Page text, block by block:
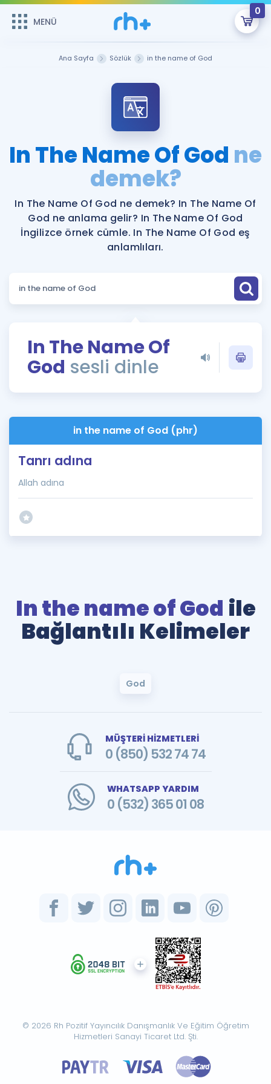
MENÜ
0
Şifremi Hatırlamıyorum
Sepetin Şu An Boş.
Remzi Hoca ile seni sınava hazırlayacak onlarca eğitim seni
bekliyor!
MENÜ
Katılımcı Görüşleri
Faydalı Araçlar
Ücretsiz Kaynaklar
Kampanyalar
Blog
İngilizce Gramer
Blog
İngilizce Gramer
Kariyer
Ana Sayfa Sözlük in the name of God
In The Name Of God ne
demek?
In The Name Of God ne demek? In The Name Of
God ne anlama gelir? In The Name Of God
İngilizce örnek cümle. In The Name Of God eş
anlamlıları.
In The Name Of
God sesli dinle
in the name of God (phr)
Tanrı adına
Allah adına
In the name of God ile
Bağlantılı Kelimeler
God
MÜŞTERİ HİZMETLERİ
0 (850) 532 74 74
WHATSAPP YARDIM
0 (532) 365 01 08
© 2026 Rh Pozitif Yayıncılık Danışmanlık Ve Eğitim Öğretim
Hizmetleri Sanayi Ticaret Ltd. Şti.